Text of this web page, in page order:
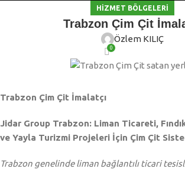
HIZMET BÖLGELERI
Trabzon Çim Çit
Özlem KILIÇ
0
Trabzon Çim Çit İmalatçı
Jidar Group Trabzon: Liman Ticareti,
ve Yayla Turizmi Projeleri İçin Çim Çit
Trabzon genelinde liman bağlantılı ticari